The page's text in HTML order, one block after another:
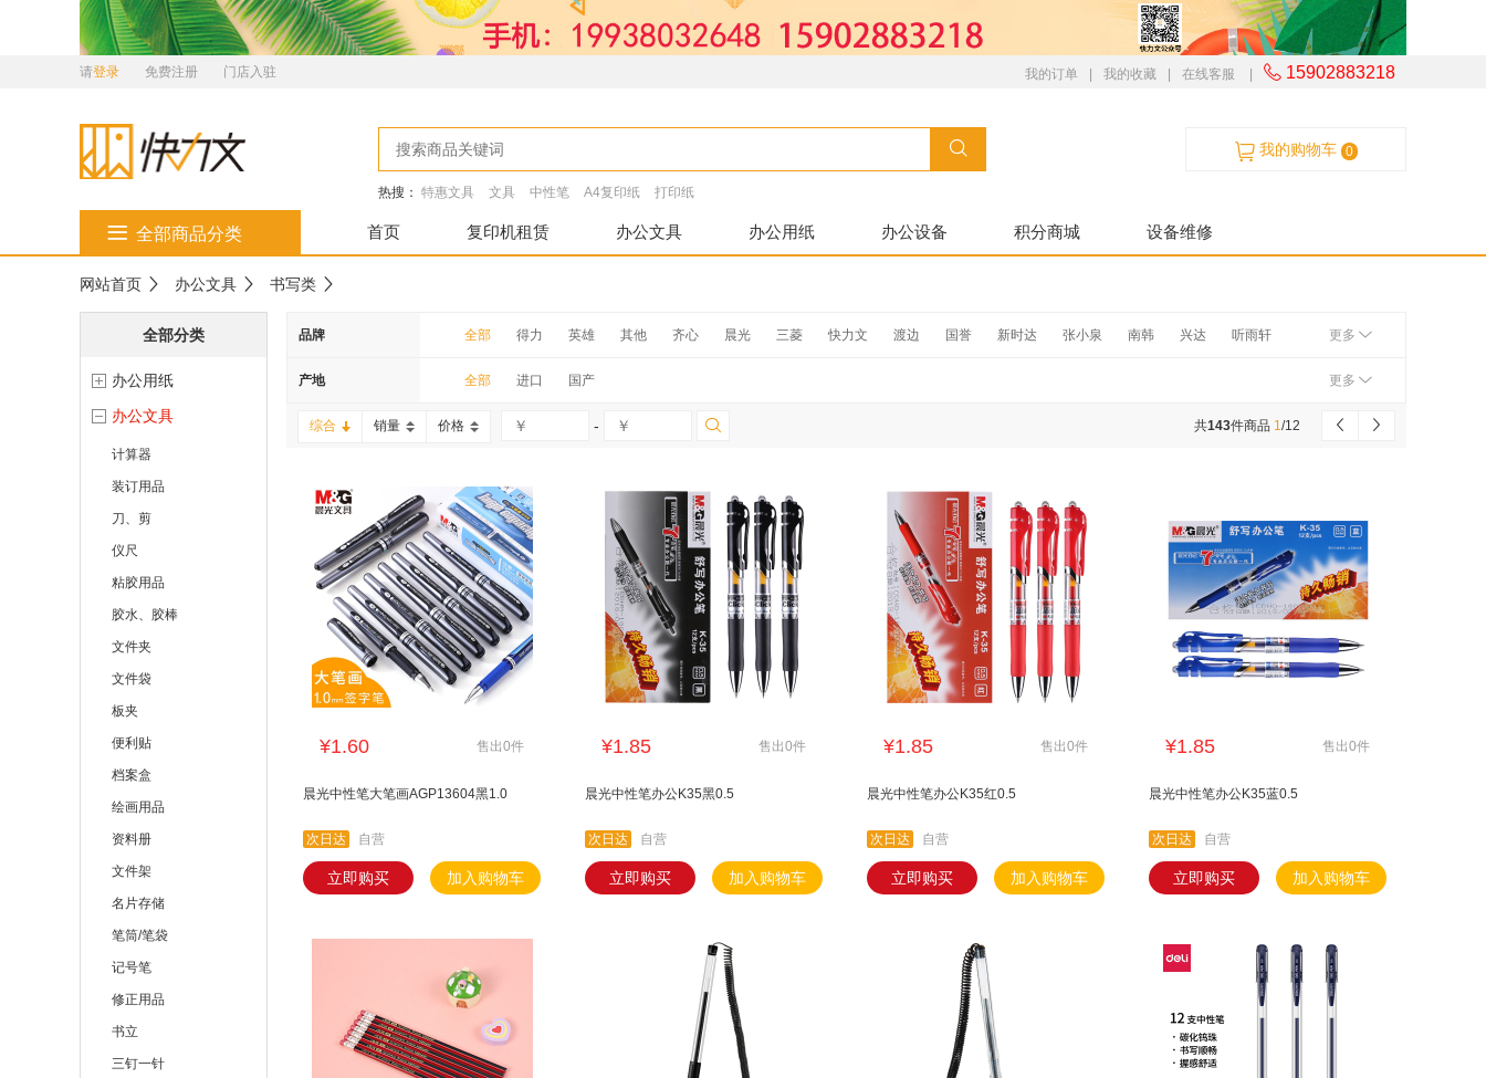
请登录 免费注册 门店入驻 我的订单 我的收藏 在线客服 15902883218
热搜： 特惠文具 文具 中性笔 A4复印纸 打印纸
我的购物车 0
全部商品分类 首页 复印机租赁 办公文具 办公用纸 办公设备 积分商城 设备维修
网站首页 办公文具 书写类
全部分类
办公用纸
办公文具
计算器
装订用品
刀、剪
仪尺
粘胶用品
胶水、胶棒
文件夹
文件袋
板夹
便利贴
档案盒
绘画用品
资料册
文件架
名片存储
笔筒/笔袋
记号笔
修正用品
书立
三钉一针
品牌 全部 得力 英雄 其他 齐心 晨光 三菱 快力文 渡边 国誉 新时达 张小泉 南韩 兴达 听雨轩
王者塑封 赛兄纳弟
白雪 百乐 真彩 旗文
更多
产地 全部 进口 国产 更多
综合 销量 价格 - 共143件商品 1/12
¥1.60 售出0件
晨光中性笔大笔画AGP13604黑1.0
次日达 自营
立即购买 加入购物车
¥1.85 售出0件
晨光中性笔办公K35黑0.5
次日达 自营
立即购买 加入购物车
¥1.85 售出0件
晨光中性笔办公K35红0.5
次日达 自营
立即购买 加入购物车
¥1.85 售出0件
晨光中性笔办公K35蓝0.5
次日达 自营
立即购买 加入购物车